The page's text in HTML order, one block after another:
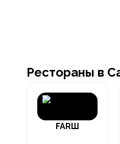
Рестораны в
FARШ